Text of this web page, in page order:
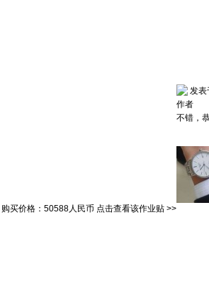
购买价格： 50588人民币 点击查看该作业贴 >>
发表
作者
不错，